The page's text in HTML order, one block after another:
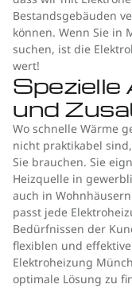
Bestandsgebäuden
können. Wenn Sie in
suchen, ist die
wert!
Spezielle
und
Wo schnelle Wärme
nicht praktikabel
Sie brauchen. Sie
Heizquelle in
auch in
passt jede
Bedürfnissen der
flexiblen und
Elektroheizung
optimale Lösung zu